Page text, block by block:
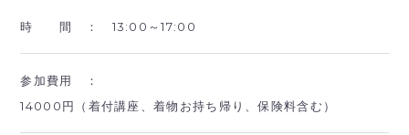
時 間 ： 13:00～17:00
参加費用 ：
14000円（着付講座、着物お持ち帰り、保険料含む）